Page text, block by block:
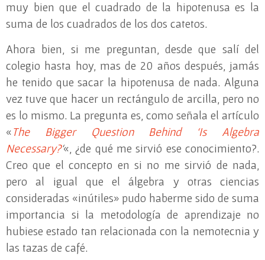
muy bien que el cuadrado de la hipotenusa es la
suma de los cuadrados de los dos catetos.
Ahora bien, si me preguntan, desde que salí del
colegio hasta hoy, mas de 20 años después, jamás
he tenido que sacar la hipotenusa de nada. Alguna
vez tuve que hacer un rectángulo de arcilla, pero no
es lo mismo. La pregunta es, como señala el artículo
«The Bigger Question Behind ‘Is Algebra
Necessary?‘«, ¿de qué me sirvió ese conocimiento?.
Creo que el concepto en si no me sirvió de nada,
pero al igual que el álgebra y otras ciencias
consideradas «inútiles» pudo haberme sido de suma
importancia si la metodología de aprendizaje no
hubiese estado tan relacionada con la nemotecnia y
las tazas de café.